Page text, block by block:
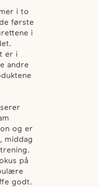
i to
første
i
er i
andre
og er
middag
på
godt.